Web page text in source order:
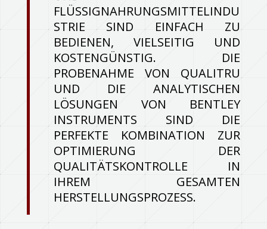
FLÜSSIGNAHRUNGSMITTELINDU
STRIE SIND EINFACH ZU
BEDIENEN, VIELSEITIG UND
KOSTENGÜNSTIG. DIE
PROBENAHME VON QUALITRU
UND DIE ANALYTISCHEN
LÖSUNGEN VON BENTLEY
INSTRUMENTS SIND DIE
PERFEKTE KOMBINATION ZUR
OPTIMIERUNG DER
QUALITÄTSKONTROLLE IN
IHREM GESAMTEN
HERSTELLUNGSPROZESS.